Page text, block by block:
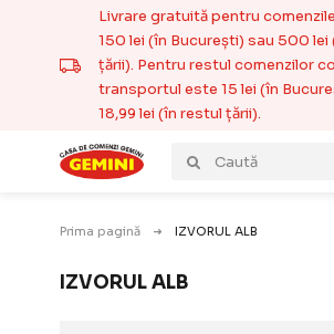
Livrare gratuită pentru
150 lei (în București) sau 500 lei
țării). Pentru restul comenzilor
transportul este 15 lei (în
18,99 lei (în restul țării).
Prima pagină IZVORUL ALB
IZVORUL ALB